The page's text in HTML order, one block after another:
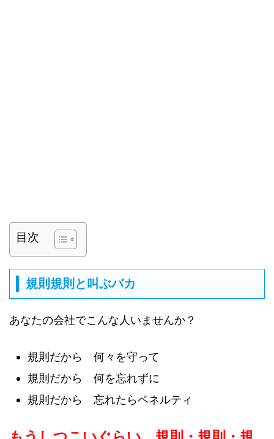
目次
規則規則と叫ぶバカ
あなたの会社でこんな人いませんか？
規則だから 何々を守って
規則だから 何を忘れずに
規則だから 忘れたらペネルティ